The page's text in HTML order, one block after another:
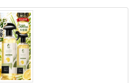
心來啦！
郁又順口✨